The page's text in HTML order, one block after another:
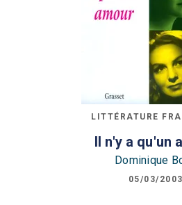
LITTÉRATURE
Il n'y a qu'un
Dominique
05/03/2003